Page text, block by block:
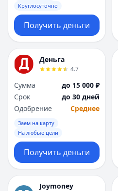
Круглосуточно
Получить деньги
Деньга
4.7
Сумма
до 15 000 ₽
Срок
до 30 дней
Одобрение
Среднее
Заем на карту
На любые цели
Получить деньги
Joymoney